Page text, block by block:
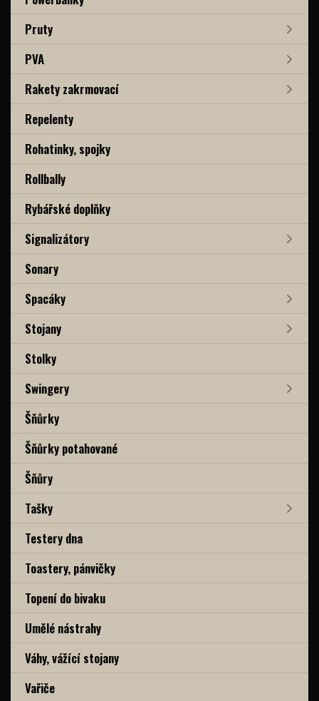
Pruty
PVA
Rakety zakrmovací
Repelenty
Rohatinky, spojky
Rollbally
Rybářské doplňky
Signalizátory
Sonary
Spacáky
Stojany
Stolky
Swingery
Šňůrky
Šňůrky potahované
Šňůry
Tašky
Testery dna
Toastery, pánvičky
Topení do bivaku
Umělé nástrahy
Váhy, vážící stojany
Vařiče